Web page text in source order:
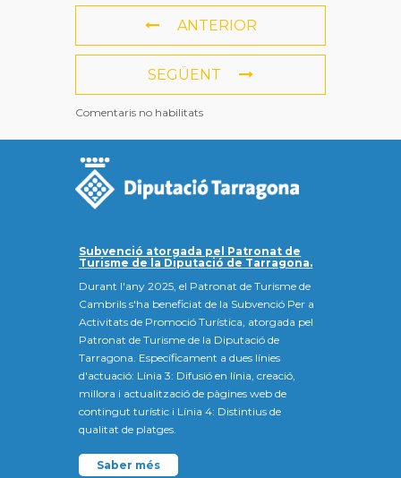
ANTERIOR
SEGÜENT
Comentaris no habilitats
Subvenció atorgada pel Patronat de
Turisme de la Diputació de Tarragona.
Durant l'any 2025, el Patronat de Turisme de
Cambrils s'ha beneficiat de la Subvenció Per a
Activitats de Promoció Turística, atorgada pel
Patronat de Turisme de la Diputació de
Tarragona. Específicament a dues línies
d'actuació: Línia 3: Difusió en línia, creació,
millora i actualització de pàgines web de
contingut turístic i Línia 4: Distintius de
qualitat de platges.
Saber més